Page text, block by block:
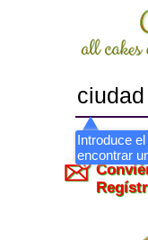
Introduce
encontrar